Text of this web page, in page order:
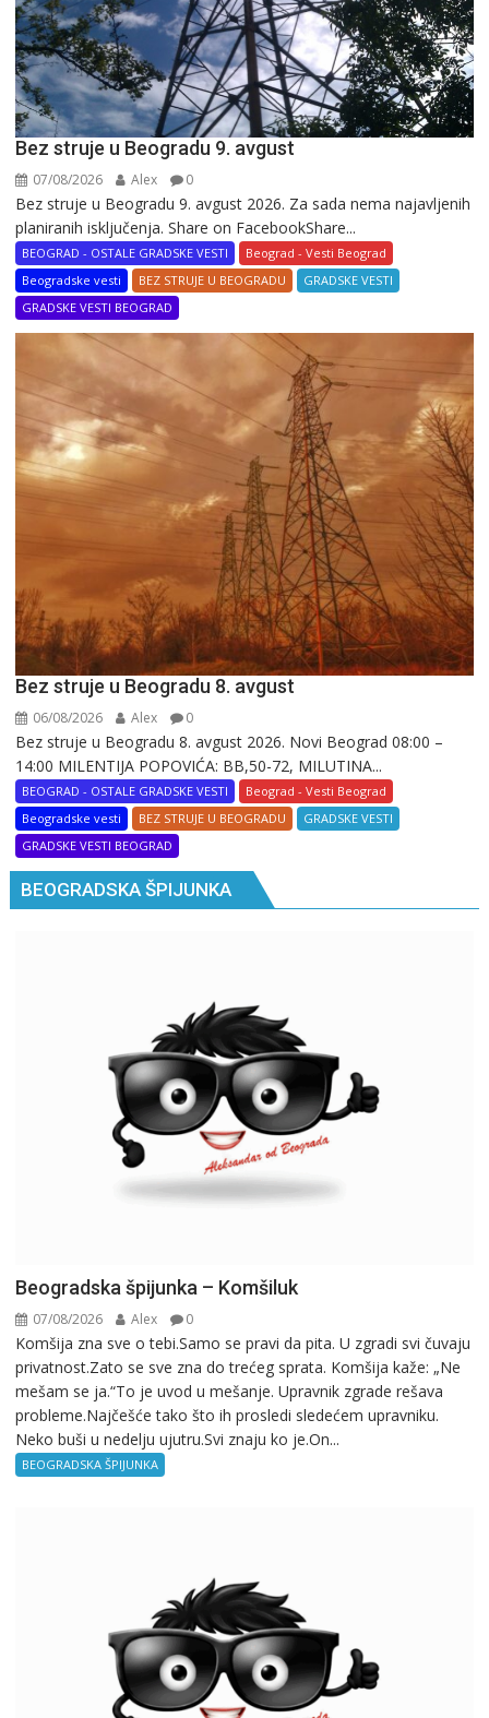
Bez struje u Beogradu 9. avgust
07/08/2026 Alex 0
Bez struje u Beogradu 9. avgust 2026. Za sada nema najavljenih
planiranih isključenja. Share on FacebookShare...
BEOGRAD - OSTALE GRADSKE VESTI
Beograd - Vesti Beograd
Beogradske vesti
BEZ STRUJE U BEOGRADU
GRADSKE VESTI
GRADSKE VESTI BEOGRAD
Bez struje u Beogradu 8. avgust
06/08/2026 Alex 0
Bez struje u Beogradu 8. avgust 2026. Novi Beograd 08:00 –
14:00 MILENTIJA POPOVIĆA: BB,50-72, MILUTINA...
BEOGRAD - OSTALE GRADSKE VESTI
Beograd - Vesti Beograd
Beogradske vesti
BEZ STRUJE U BEOGRADU
GRADSKE VESTI
GRADSKE VESTI BEOGRAD
BEOGRADSKA ŠPIJUNKA
Beogradska špijunka – Komšiluk
07/08/2026 Alex 0
Komšija zna sve o tebi.Samo se pravi da pita. U zgradi svi čuvaju
privatnost.Zato se sve zna do trećeg sprata. Komšija kaže: „Ne
mešam se ja.“To je uvod u mešanje. Upravnik zgrade rešava
probleme.Najčešće tako što ih prosledi sledećem upravniku.
Neko buši u nedelju ujutru.Svi znaju ko je.On...
BEOGRADSKA ŠPIJUNKA